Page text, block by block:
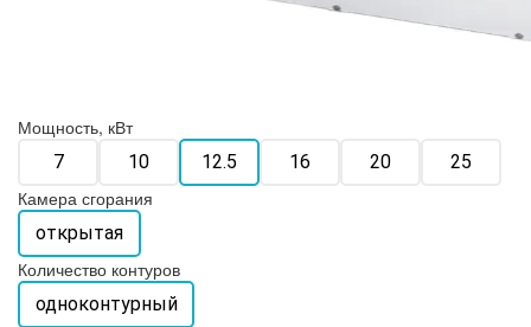
Мощность, кВт
7 10 12.5 16 20 25
Камера сгорания
открытая
Количество контуров
одноконтурный